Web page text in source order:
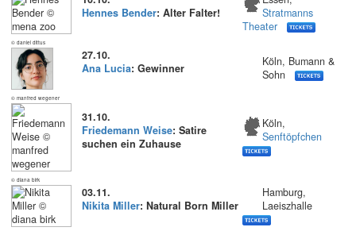
Hennes Bender: Alter Falter!
Stratmanns
Theater
© daniel dittus
27.10.
Ana Lucia: Gewinner
Köln, Bumann &
Sohn
© manfred wegener
31.10.
Friedemann Weise: Satire
suchen ein Zuhause
Köln,
Senftöpfchen
© diana birk
03.11.
Nikita Miller: Natural Born Miller
Hamburg,
Laeiszhalle